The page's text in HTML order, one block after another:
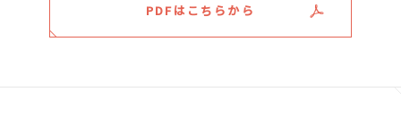
PDFはこちらから